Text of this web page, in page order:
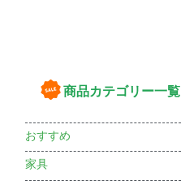
商品カテゴリー一覧
おすすめ
家具